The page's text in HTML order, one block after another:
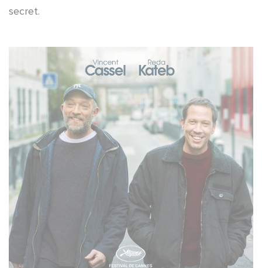
secret.